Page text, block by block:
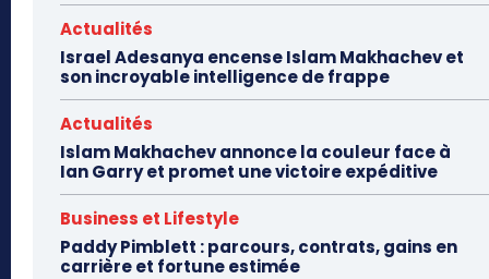
Actualités
Israel Adesanya encense Islam Makhachev et
son incroyable intelligence de frappe
Actualités
Islam Makhachev annonce la couleur face à
Ian Garry et promet une victoire expéditive
Business et Lifestyle
Paddy Pimblett : parcours, contrats, gains en
carrière et fortune estimée